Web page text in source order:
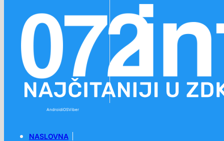
AndroidiOSViber
NASLOVNA